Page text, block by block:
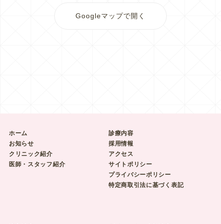
Googleマップで開く
ホーム
お知らせ
クリニック紹介
医師・スタッフ紹介
診療内容
採用情報
アクセス
サイトポリシー
プライバシーポリシー
特定商取引法に基づく表記